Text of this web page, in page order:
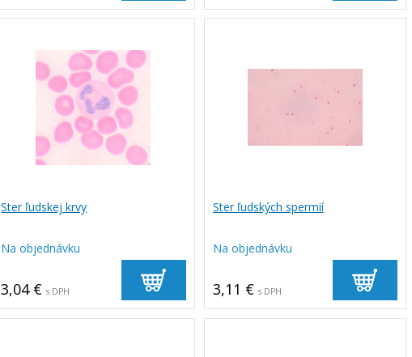
Ster ľudskej krvy
Na objednávku
3,04 € s DPH
Ster ľudských spermií
Na objednávku
3,11 € s DPH